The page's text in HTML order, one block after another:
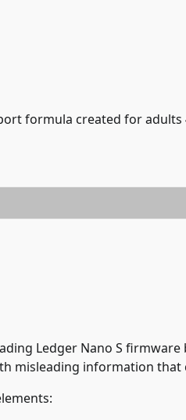
formula created for adults
Ledger Nano S
misleading information that